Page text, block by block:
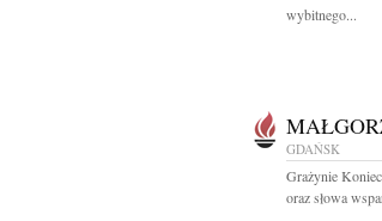
wybitnego...
GDAŃSK
Grażynie
oraz słowa